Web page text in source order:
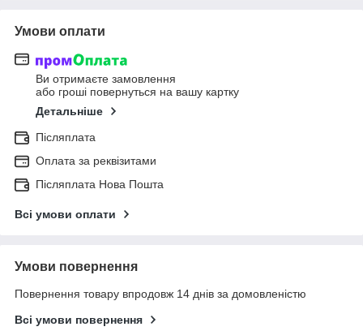
Умови оплати
Ви отримаєте замовлення
або гроші повернуться на вашу картку
Детальніше
Післяплата
Оплата за реквізитами
Післяплата Нова Пошта
Всі умови оплати
Умови повернення
Повернення товару впродовж 14 днів за домовленістю
Всі умови повернення